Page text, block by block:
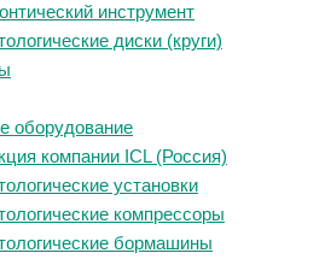
инструмент
диски (круги)
оборудование
компании ICL (Россия)
установки
компрессоры
бормашины